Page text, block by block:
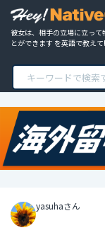
彼女は、相手の立場に立って
とができます を英語で教えて!
yasuhaさん